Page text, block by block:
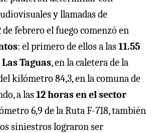
y llamadas de
de febrero el fuego comenzó en
: el primero de ellos a las11.55
Taguas, en la caletera de la
kilómetro 84,3, en la comuna de
a las12 horas en el sector
6,9 de la Ruta F-718, también
siniestros lograron ser